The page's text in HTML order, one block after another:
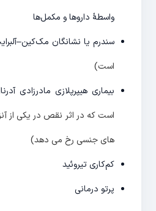
واسطۀ داروها و مکمل‌ها
سندرم یا نشانگان
است)
بیماری هیپرپلازی مادرزادی
است که در اثر نقص در یکی از
های جنسی رخ می دهد)
کم‌کاری تیروئید
پرتو درمانی